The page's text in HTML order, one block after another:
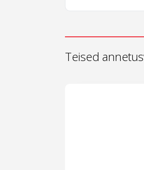
Teised